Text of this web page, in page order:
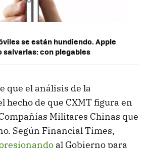
se están hundiendo. Apple
salvarlas: con plegables
que el análisis de la
hecho de que CXMT figura en
Militares Chinas que
Según Financial Times,
al Gobierno para